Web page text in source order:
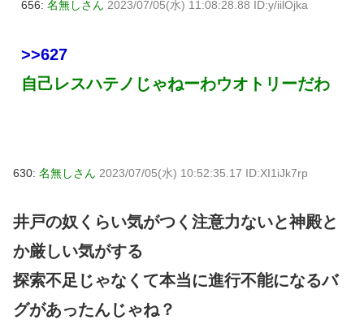
656: 名無しさん 2023/07/05(水) 11:08:28.88 ID:y/iilOjka
>>627
自己レスハテノじゃねーわウオトリーだわ
630: 名無しさん 2023/07/05(水) 10:52:35.17 ID:XI1iJk7rp
井戸の奴くらい気がつく注意力ないと神殿と
か厳しい気がする
探索不足じゃなくて本当に進行不能になるバ
グがあったんじゃね？